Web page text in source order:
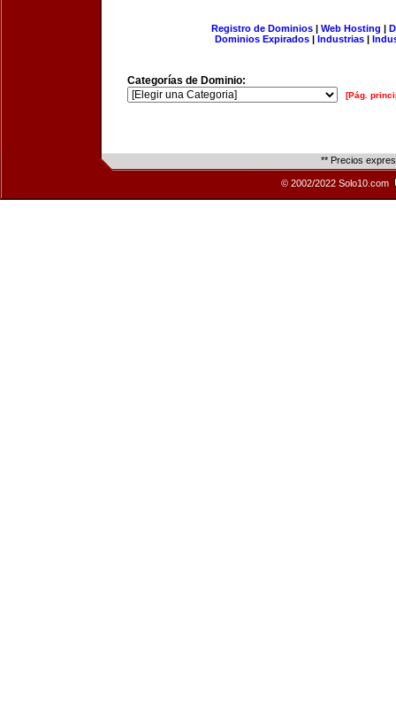
Registro de Dominios| Web Hosting |
Dominios Expirados | Industrias |
Categorías de Dominio:
[Pág.
** Precios
© 2002/2022 Solo10.com